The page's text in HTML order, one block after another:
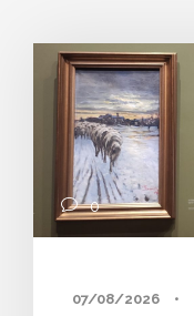
0
07/08/2026 •